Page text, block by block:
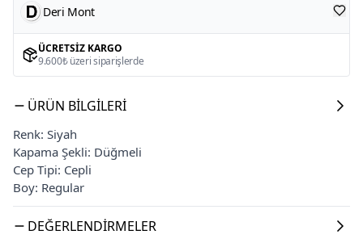
Deri Mont
ÜCRETSIZ KARGO
9.600₺ üzeri siparişlerde
ÜRÜN BILGILERI
Renk: Siyah
Kapama Şekli: Düğmeli
Cep Tipi: Cepli
Boy: Regular
DEĞERLENDIRMELER